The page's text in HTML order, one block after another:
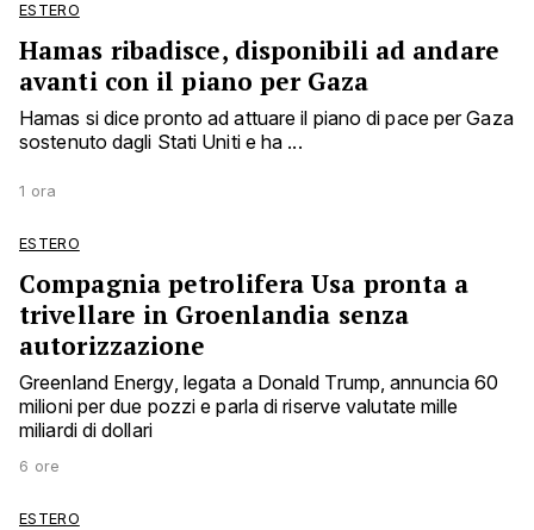
ESTERO
Hamas ribadisce, disponibili ad andare
avanti con il piano per Gaza
Hamas si dice pronto ad attuare il piano di pace per Gaza
sostenuto dagli Stati Uniti e ha ...
1 ora
ESTERO
Compagnia petrolifera Usa pronta a
trivellare in Groenlandia senza
autorizzazione
Greenland Energy, legata a Donald Trump, annuncia 60
milioni per due pozzi e parla di riserve valutate mille
miliardi di dollari
6 ore
ESTERO